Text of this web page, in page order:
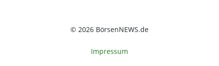
© 2026 BörsenNEWS.de
Impressum